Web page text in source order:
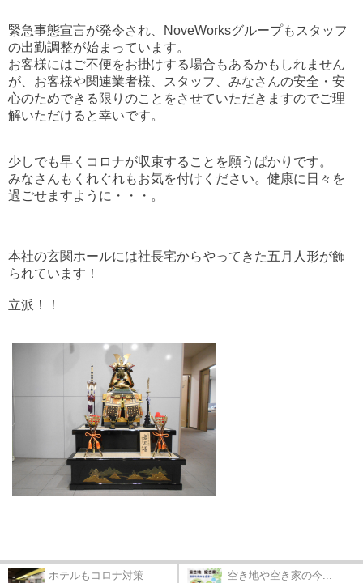
緊急事態宣言が発令され、NoveWorksグループもスタッフ
の出勤調整が始まっています。
お客様にはご不便をお掛けする場合もあるかもしれません
が、お客様や関連業者様、スタッフ、みなさんの安全・安
心のためできる限りのことをさせていただきますのでご理
解いただけると幸いです。
少しでも早くコロナが収束することを願うばかりです。
みなさんもくれぐれもお気を付けください。健康に日々を
過ごせますように・・・。
本社の玄関ホールには社長宅からやってきた五月人形が飾
られています！
立派！！
ホテルもコロナ対策 空き地や空き家の今...